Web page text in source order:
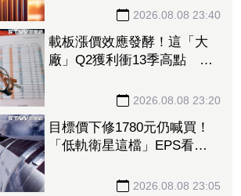
2026.08.08 23:40
載板漲價效應發酵！這「大
廠」Q2獲利衝13季高點 再
2026.08.08 23:20
目標價下修1780元仍喊買！
「低軌衛星這檔」EPS看至
2026.08.08 23:05